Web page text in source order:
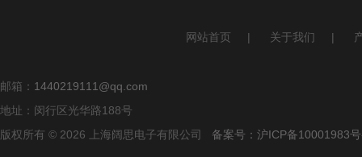
网站首页 | 关于我们 |
邮箱： 1440219111@qq.com
地址：闵行区光华路188号
版权所有 © 2026 上海阔思电子有限公司 备案号：沪ICP备10001983